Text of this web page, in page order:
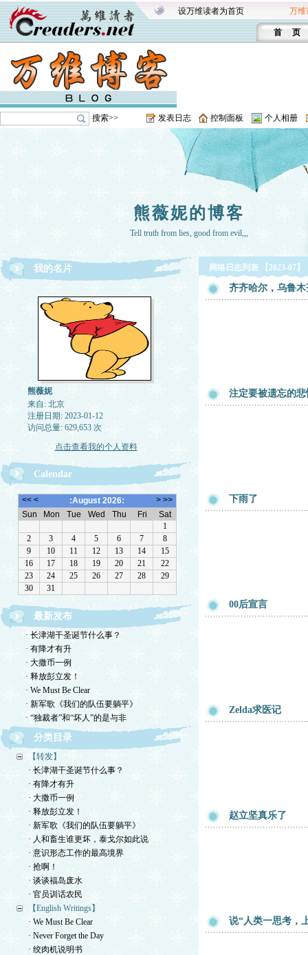
设万维读者为首页 万维
首 页
搜索>> 发表日志 控制面板 个人相册
熊薇妮的博客
Tell truth from lies, good from evil,,,
我的名片
熊薇妮
来自: 北京
注册日期: 2023-01-12
访问总量: 629,653 次
点击查看我的个人资料
Calendar
最新发布
· 长津湖干圣诞节什么事？
· 有降才有升
· 大撒币一例
· 释放彭立发！
· We Must Be Clear
· 新军歌《我们的队伍要躺平》
· “独裁者”和“坏人”的是与非
分类目录
【转发】
· 长津湖干圣诞节什么事？
· 有降才有升
· 大撒币一例
· 释放彭立发！
· 新军歌《我们的队伍要躺平》
· 人和畜生谁更坏，泰戈尔如此说
· 意识形态工作的最高境界
· 抢啊！
· 谈谈福岛废水
· 官员训话农民
【English Writings】
· We Must Be Clear
· Never Forget the Day
· 绞肉机说明书
网络日志列表 【2023-07】
齐齐哈尔，乌鲁
注定要被遗忘的悲
下雨了
00后宣言
Zelda求医记
赵立坚真乐了
说“人类一思考，